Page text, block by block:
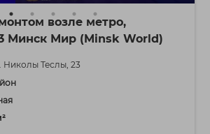
возле метро,
Минск Мир (Minsk World)
Николы Теслы, 23